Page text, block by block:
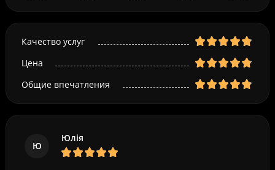
Качество услуг
Цена
Общие впечатления
Ю
Юлія